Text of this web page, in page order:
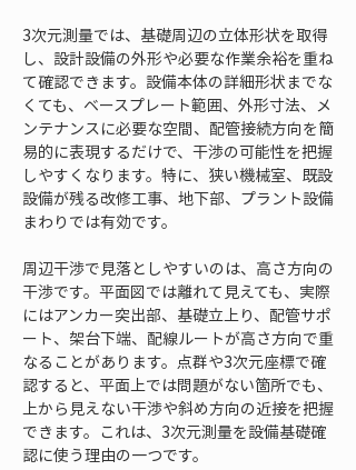
3次元測量では、基礎周辺の立体形状を取得
し、設計設備の外形や必要な作業余裕を重ね
て確認できます。設備本体の詳細形状までな
くても、ベースプレート範囲、外形寸法、メ
ンテナンスに必要な空間、配管接続方向を簡
易的に表現するだけで、干渉の可能性を把握
しやすくなります。特に、狭い機械室、既設
設備が残る改修工事、地下部、プラント設備
まわりでは有効です。
周辺干渉で見落としやすいのは、高さ方向の
干渉です。平面図では離れて見えても、実際
にはアンカー突出部、基礎立上り、配管サポ
ート、架台下端、配線ルートが高さ方向で重
なることがあります。点群や3次元座標で確
認すると、平面上では問題がない箇所でも、
上から見えない干渉や斜め方向の近接を把握
できます。これは、3次元測量を設備基礎確
認に使う理由の一つです。